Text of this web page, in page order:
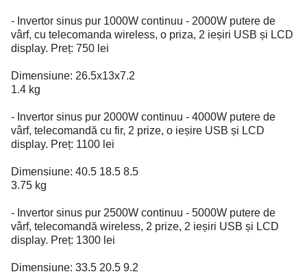
- Invertor sinus pur 1000W continuu - 2000W putere de
vârf, cu telecomanda wireless, o priza, 2 ieșiri USB și LCD
display. Preț: 750 lei
Dimensiune: 26.5x13x7.2
1.4 kg
- Invertor sinus pur 2000W continuu - 4000W putere de
vârf, telecomandă cu fir, 2 prize, o ieșire USB și LCD
display. Preț: 1100 lei
Dimensiune: 40.5 18.5 8.5
3.75 kg
- Invertor sinus pur 2500W continuu - 5000W putere de
vârf, telecomandă wireless, 2 prize, 2 ieșiri USB și LCD
display. Preț: 1300 lei
Dimensiune: 33.5 20.5 9.2